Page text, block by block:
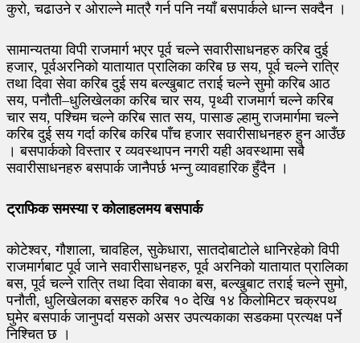
कुरो, चढाउने र ओराल्ने मात्रै गर्न पनि नयाँ बसपार्कले धान्न सक्दैन ।
सामान्यतया विपी राजमार्ग भएर पूर्व चल्ने सवारीसाधनहरु करिब दुई
हजार, पूर्वअरनिको यातायात प्रालिका करिब छ सय, पूर्व चल्ने रात्रि
तथा दिवा सेवा करिब दुई सय बल्खुबाट तराई चल्ने सुमो करिब आठ
सय, पनौती–धुलिखेलका करिब चार सय, पृथ्वी राजमार्ग चल्ने करिब
चार सय, पश्चिम चल्ने करिब सात सय, पासाङ ल्हामु राजमार्गमा चल्ने
करिब दुई सय गर्दा करिब करिब पाँच हजार सवारीसाधनहरु हुन आउँछ
। बसपार्कको विस्तार र व्यवस्थापन नगरी यही अवस्थामा सबै
सवारीसाधनहरु बसपार्क जानैपर्छ भन्नु व्यावहारिक हुँदैन ।
ट्राफिक समस्या र कोलाहलमय बसपार्क
कोटेश्वर, गौशाला, चावहिल, सुकेधारा, सातदोबाटोले धानिरहेको विपी
राजमार्गबाट पूर्व जाने सवारीसाधनहरु, पूर्व अरनिको यातायात प्रालिका
बस, पूर्व चल्ने रात्रि तथा दिवा सेवाका बस, बल्खुबाट तराई चल्ने सुमो,
पनौती, धुलिखेलका बसहरु करिब १० देखि १४ किलोमिटर चक्रपथ
घुमेर बसपार्क जानुपर्दा यसको असर उपत्यकाका सडकमा प्रत्यक्ष पर्ने
निश्चित छ ।